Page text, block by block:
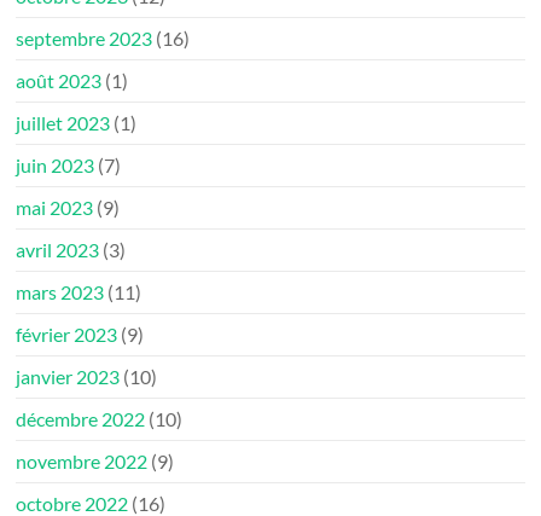
septembre 2023 (16)
août 2023 (1)
juillet 2023 (1)
juin 2023 (7)
mai 2023 (9)
avril 2023 (3)
mars 2023 (11)
février 2023 (9)
janvier 2023 (10)
décembre 2022 (10)
novembre 2022 (9)
octobre 2022 (16)